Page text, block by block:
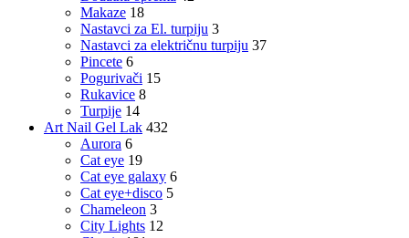
Makaze 18
Nastavci za El. turpiju 3
Nastavci za električnu turpiju 37
Pincete 6
Pogurivači 15
Rukavice 8
Turpije 14
Art Nail Gel Lak 432
Aurora 6
Cat eye 19
Cat eye galaxy 6
Cat eye+disco 5
Chameleon 3
City Lights 12